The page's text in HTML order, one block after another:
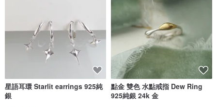
星語耳環 Starlit earrings 925純
銀
點金 雙色 水點戒指 Dew Ring
925純銀 24k 金